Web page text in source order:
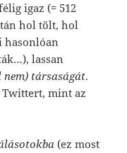
igaz (= 512
hol tölt, hol
hasonlóan
lassan
társaságát.
Twittert, mint az
(ez most